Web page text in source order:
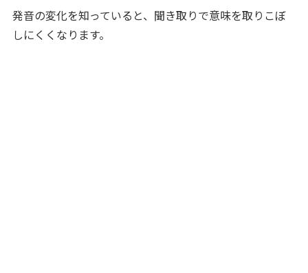
発音の変化を知っていると、聞き取りで意味を取りこぼ
しにくくなります。